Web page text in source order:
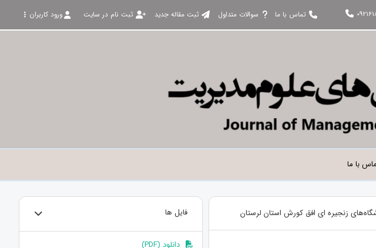
تماس با ما سوالات متداول ثبت مقاله جدید ثبت نام در سایت ورود کاربران
با ما
زنجیره ای افق کورش استان لرستان فایل ها
دانلود (PDF)